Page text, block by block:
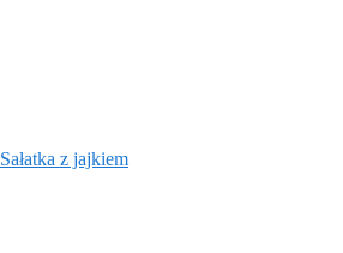
Sałatka z jajkiem